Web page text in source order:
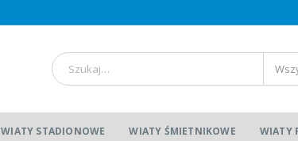
WIATY STADIONOWE WIATY ŚMIETNIKOWE WIATY